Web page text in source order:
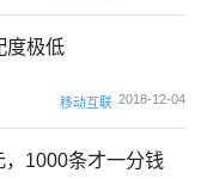
度极低
移动互联 2018-12-04
1000条才一分钱